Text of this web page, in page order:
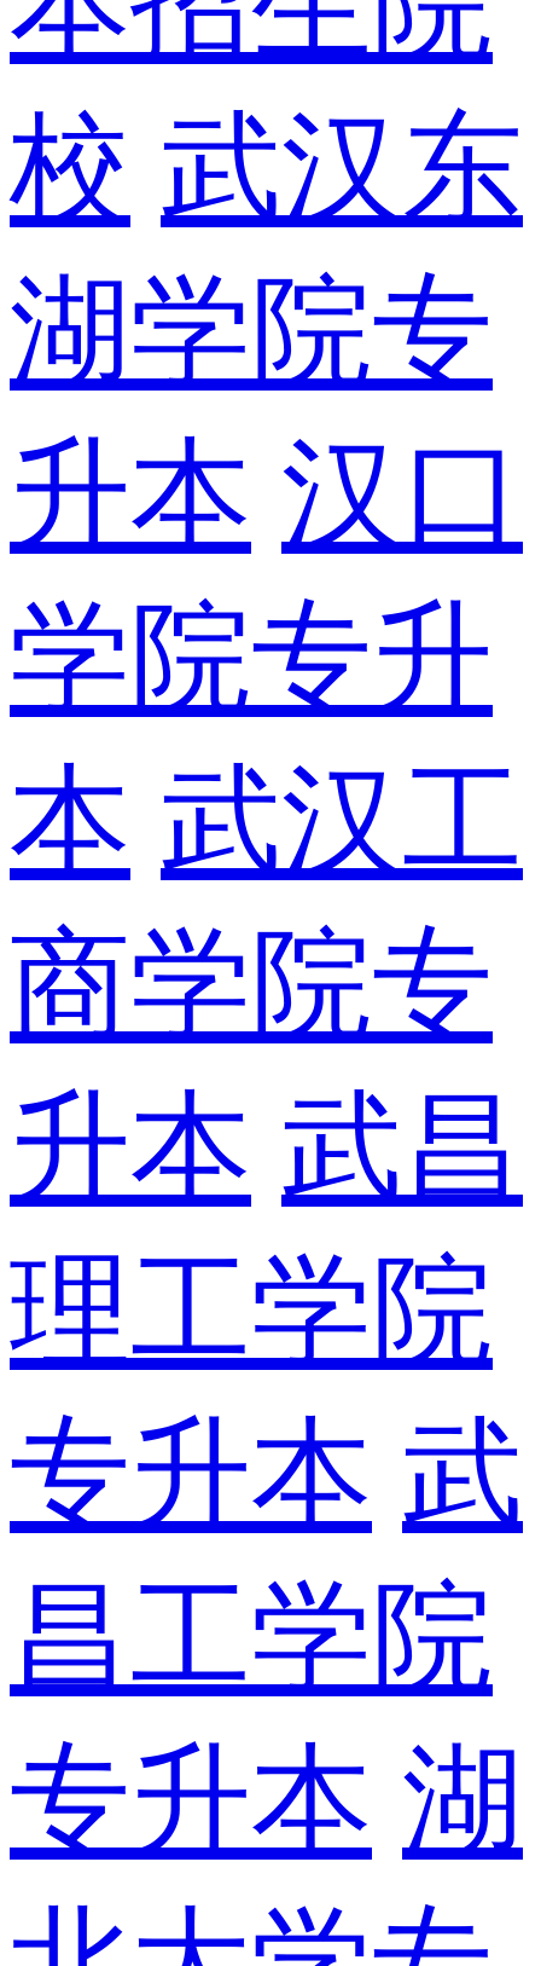
校 武汉东
湖学院专
升本 汉口
学院专升
本 武汉工
商学院专
升本 武昌
理工学院
专升本 武
昌工学院
专升本 湖